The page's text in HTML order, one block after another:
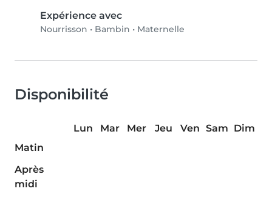
Expérience avec
Nourrisson • Bambin • Maternelle
Disponibilité
Lun Mar Mer Jeu Ven Sam Dim
Matin
Après
midi